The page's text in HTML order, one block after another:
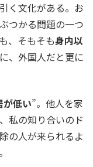
く文化がある。お
つかる問題の一つ
、そもそも身内以
、外国人だと更に
が低い”。他人を家
私の知り合いのド
の人が来られるよ